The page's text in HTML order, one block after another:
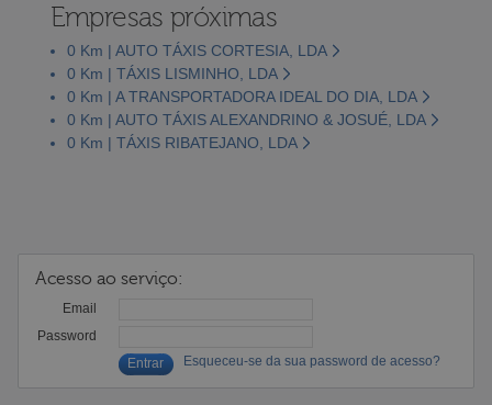
Empresas próximas
0 Km | AUTO TÁXIS CORTESIA, LDA
0 Km | TÁXIS LISMINHO, LDA
0 Km | A TRANSPORTADORA IDEAL DO DIA, LDA
0 Km | AUTO TÁXIS ALEXANDRINO & JOSUÉ, LDA
0 Km | TÁXIS RIBATEJANO, LDA
Acesso ao serviço:
Email
Password
Esqueceu-se da sua password de acesso?